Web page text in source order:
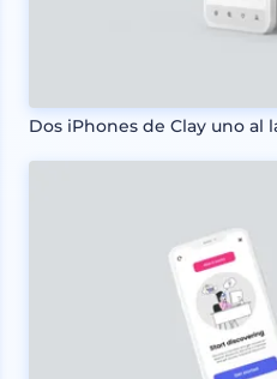
Dos iPhones de Clay uno al